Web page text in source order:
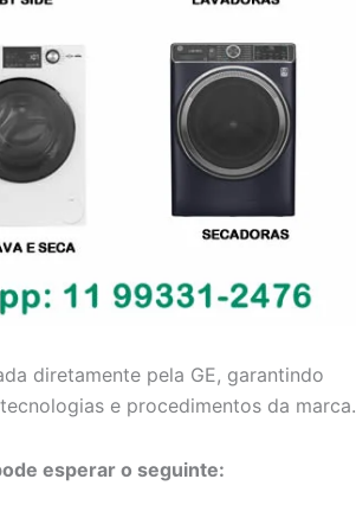
diretamente pela GE, garantindo
e procedimentos da marca.
esperar o seguinte: